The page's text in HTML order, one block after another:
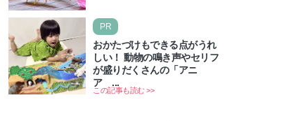
ずは2026年のお盆…
PR
おかたづけもできる点がうれ
しい！ 動物の鳴き声やセリフ
が盛りだくさんの「アニ
ア ...
この記事も読む >>